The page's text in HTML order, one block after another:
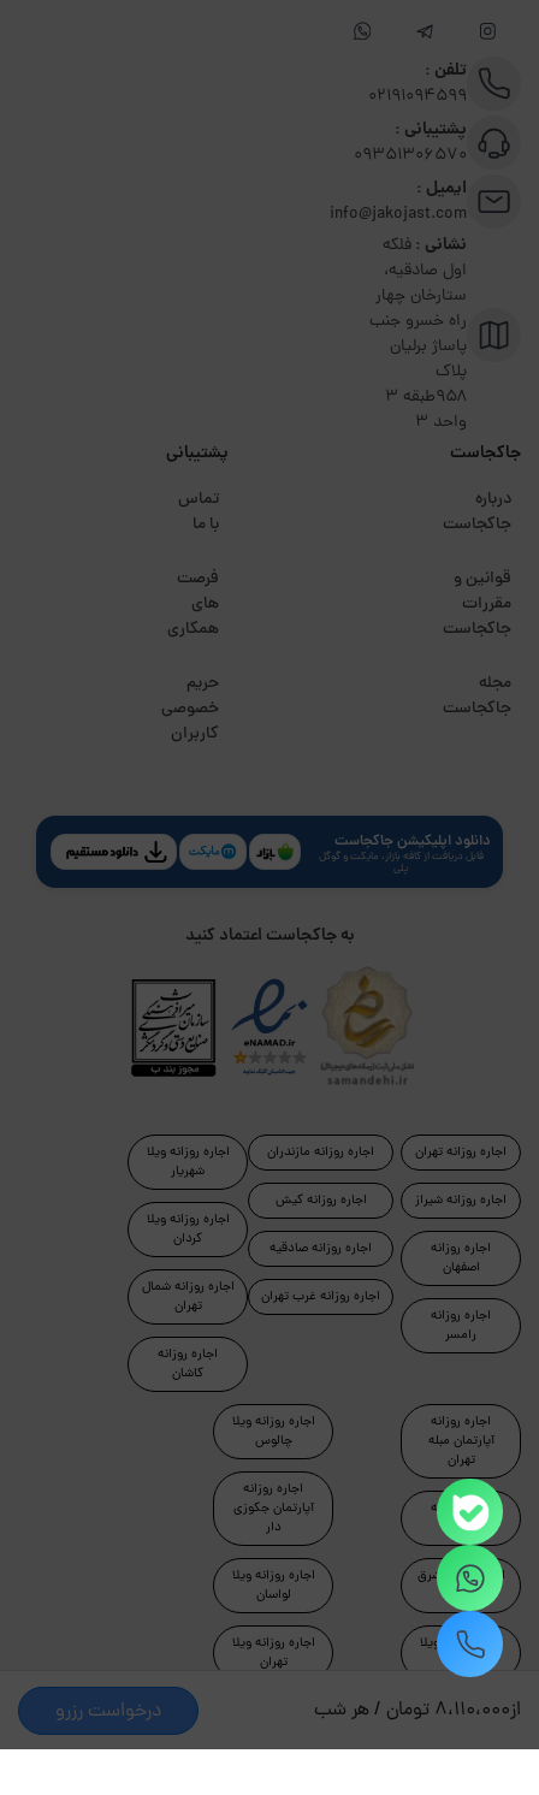
از8،110،000 تومان / هر شب درخواست رزرو
تلفن :
02191094599
پشتیبانی :
09351306570
ایمیل :
info@jakojast.com
نشانی :فلکه
اول صادقیه،
ستارخان چهار
راه خسرو جنب
پاساژ برلیان
پلاک
۹۵۸طبقه 3
واحد 3
جاکجاست
درباره
جاکجاست
قوانین و
مقررات
جاکجاست
مجله
جاکجاست
پشتیبانی
تماس
با ما
فرصت
های
همکاری
حریم
خصوصی
کاربران
دانلود اپلیکیشن جاکجاست
قابل دریافت از کافه بازار، مایکت و گوگل
پلی
به جاکجاست اعتماد کنید
اجاره روزانه تهران
اجاره روزانه شیراز
اجاره روزانه
اصفهان
اجاره روزانه
رامسر
اجاره روزانه مازندران
اجاره روزانه کیش
اجاره روزانه صادقیه
اجاره روزانه غرب تهران
اجاره روزانه ویلا
شهریار
اجاره روزانه ویلا
کردان
اجاره روزانه شمال
تهران
اجاره روزانه
کاشان
اجاره روزانه
آپارتمان مبله
تهران
اجاره روزانه
ماسال
اجاره روزانه شرق
تهران
اجاره روزانه ویلا
دماوند
اجاره روزانه ویلا
چالوس
اجاره روزانه
آپارتمان جکوزی
دار
اجاره روزانه ویلا
لواسان
اجاره روزانه ویلا
تهران
طراحی و توسعه توسط جاکجاست